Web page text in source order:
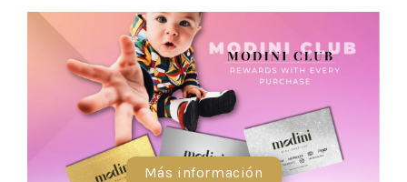
Más información